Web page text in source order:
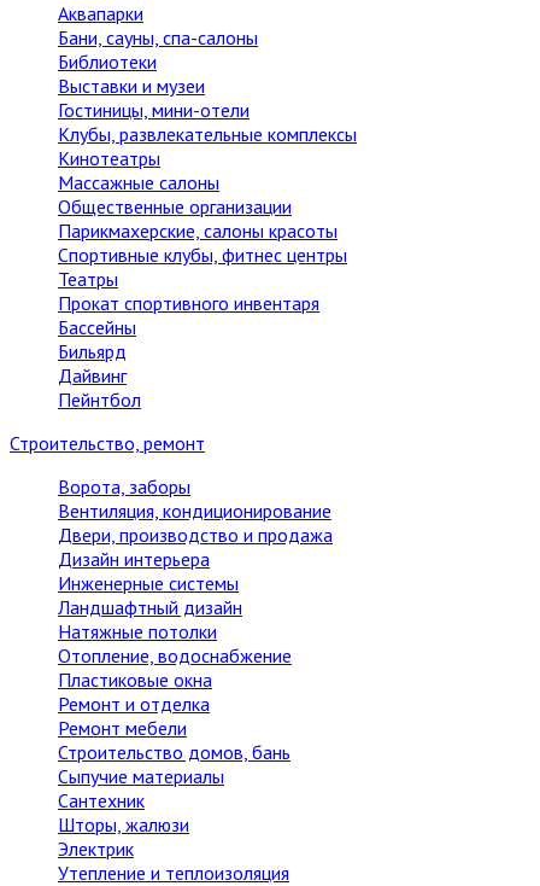
Аквапарки
Бани, сауны, спа-салоны
Библиотеки
Выставки и музеи
Гостиницы, мини-отели
Клубы, развлекательные комплексы
Кинотеатры
Массажные салоны
Общественные организации
Парикмахерские, салоны красоты
Спортивные клубы, фитнес центры
Театры
Прокат спортивного инвентаря
Бассейны
Бильярд
Дайвинг
Пейнтбол
Строительство, ремонт
Ворота, заборы
Вентиляция, кондиционирование
Двери, производство и продажа
Дизайн интерьера
Инженерные системы
Ландшафтный дизайн
Натяжные потолки
Отопление, водоснабжение
Пластиковые окна
Ремонт и отделка
Ремонт мебели
Строительство домов, бань
Сыпучие материалы
Сантехник
Шторы, жалюзи
Электрик
Утепление и теплоизоляция